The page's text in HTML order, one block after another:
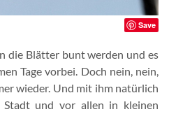
Save
die Blätter bunt werden und es
Tage vorbei. Doch nein, nein,
wieder. Und mit ihm natürlich
und vor allen in kleinen